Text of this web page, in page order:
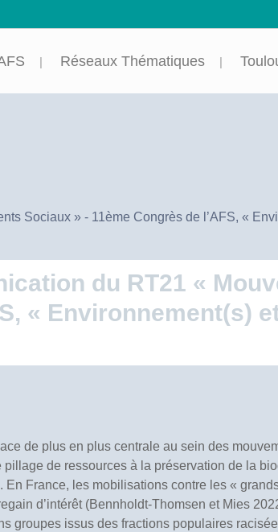
Réseaux Thématiques
Sociaux » - 11ème Congrès de l’AFS, «
du RT21 «
« Environnement(s)
de plus en plus centrale au sein des
de ressources à la préservation de la
En France, les mobilisations contre les «
d’intérêt (Bennholdt-Thomsen et Mies
groupes issus des fractions populaires